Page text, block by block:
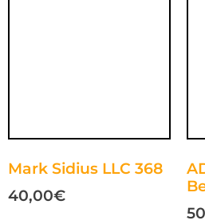
Mark Sidius LLC 368
40,00€